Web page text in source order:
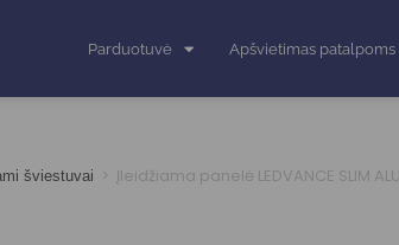
Parduotuvė Apšvietimas patalpoms
šviestuvai > Įleidžiama panelė LEDVANCE SLIM